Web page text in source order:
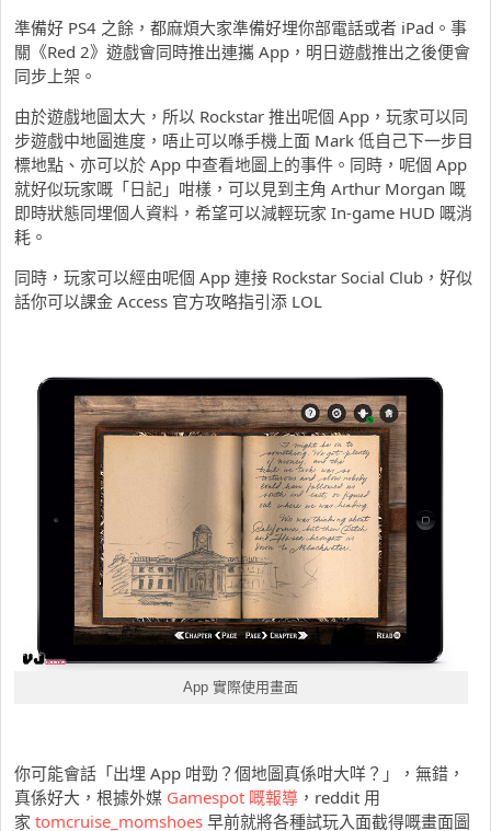
準備好 PS4 之餘，都麻煩大家準備好埋你部電話或者 iPad。事
關《Red 2》遊戲會同時推出連攜 App，明日遊戲推出之後便會
同步上架。
由於遊戲地圖太大，所以 Rockstar 推出呢個 App，玩家可以同
步遊戲中地圖進度，唔止可以喺手機上面 Mark 低自己下一步目
標地點、亦可以於 App 中查看地圖上的事件。同時，呢個 App
就好似玩家嘅「日記」咁樣，可以見到主角 Arthur Morgan 嘅
即時狀態同埋個人資料，希望可以減輕玩家 In-game HUD 嘅消
耗。
同時，玩家可以經由呢個 App 連接 Rockstar Social Club，好似
話你可以課金 Access 官方攻略指引添 LOL
App 實際使用畫面
你可能會話「出埋 App 咁勁？個地圖真係咁大咩？」，無錯，
真係好大，根據外媒 Gamespot 嘅報導 ，reddit 用
家 tomcruise_momshoes 早前就將各種試玩入面截得嘅畫面圖